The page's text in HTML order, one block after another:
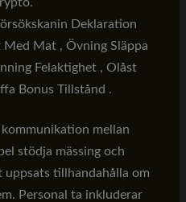
Deklaration
Med Mat , Övning Släppa
Felaktighet , Olåst
Bonus Tillstånd .
mellan
stödja mässing och
uppsats tillhandahålla om
Personal ta inkluderar